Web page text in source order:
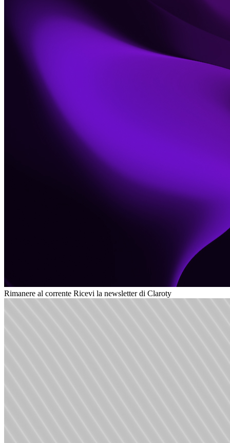
Rimanere al corrente Ricevi la newsletter di Claroty